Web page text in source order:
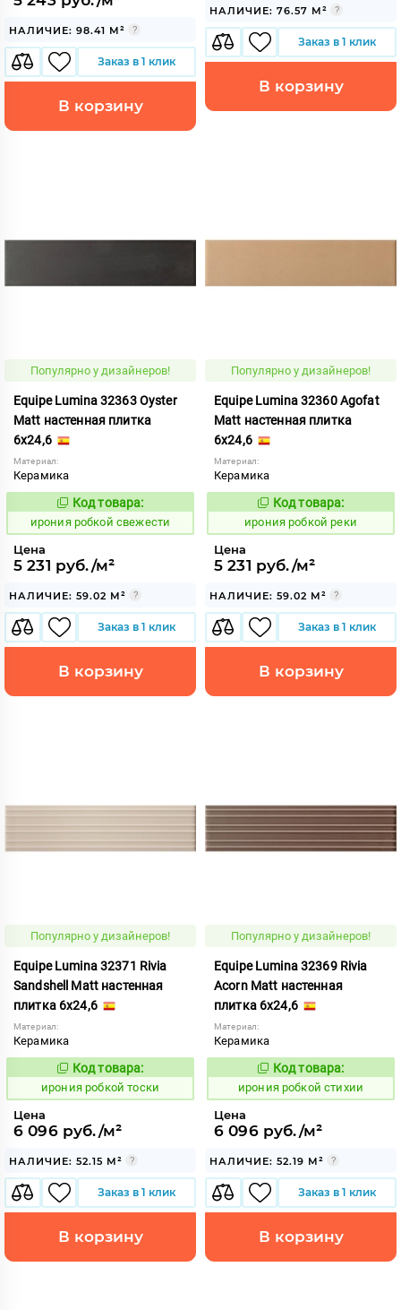
НАЛИЧИЕ: 98.41 М²
Заказ в 1 клик
В корзину
НАЛИЧИЕ: 76.57 М²
Заказ в 1 клик
В корзину
Популярно у дизайнеров!
Equipe Lumina 32363 Oyster
Matt настенная плитка
6x24,6
Материал:
Керамика
1103583
Код товара:
ирония робкой свежести
Цена
5 231 руб./м²
НАЛИЧИЕ: 59.02 М²
Заказ в 1 клик
В корзину
Популярно у дизайнеров!
Equipe Lumina 32360 Agofat
Matt настенная плитка
6x24,6
Материал:
Керамика
1103579
Код товара:
ирония робкой реки
Цена
5 231 руб./м²
НАЛИЧИЕ: 59.02 М²
Заказ в 1 клик
В корзину
Популярно у дизайнеров!
Equipe Lumina 32371 Rivia
Sandshell Matt настенная
плитка 6x24,6
Материал:
Керамика
1103606
Код товара:
ирония робкой тоски
Цена
6 096 руб./м²
НАЛИЧИЕ: 52.15 М²
Заказ в 1 клик
В корзину
Популярно у дизайнеров!
Equipe Lumina 32369 Rivia
Acorn Matt настенная
плитка 6x24,6
Материал:
Керамика
1103598
Код товара:
ирония робкой стихии
Цена
6 096 руб./м²
НАЛИЧИЕ: 52.19 М²
Заказ в 1 клик
В корзину